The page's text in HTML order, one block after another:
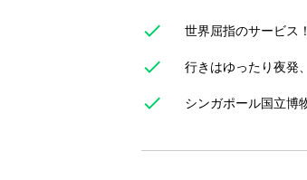
世界屈指のサービス
行きはゆったり夜
シンガポール国立